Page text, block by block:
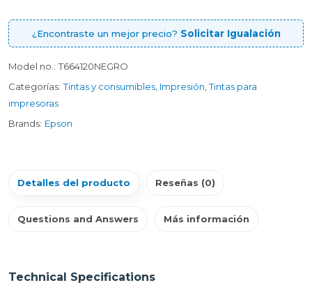
¿Encontraste un mejor precio? Solicitar Igualación
Model no.: T664120NEGRO
Categorías: Tintas y consumibles Impresión ,Tintas para
impresoras
Brands: Epson
Detalles del producto Reseñas (0)
Questions and Answers Más información
Technical Specifications